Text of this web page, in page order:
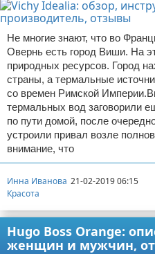
Не многие знают, что во
Овернь есть город Виши. На
природных ресурсов. Город
страны, а термальные
со времен Римской
термальных вод заговорили
по пути домой, после
устроили привал возле
внимание, что
Инна Иванова 21-02-2019 06:15
Красота
Hugo Boss Orange:
женщин и мужчин,